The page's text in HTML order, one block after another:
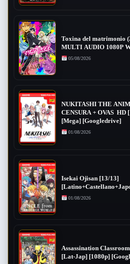
Toxina del matrimonio
MULTI AUDIO 1080P
05/08/2026
NUKITASHI THE
CENSURA + OVAS HD
[Mega] [Googledrive]
01/08/2026
Isekai Ojisan [13/13]
01/08/2026
Assassination
[Lat-Jap] [1080p]